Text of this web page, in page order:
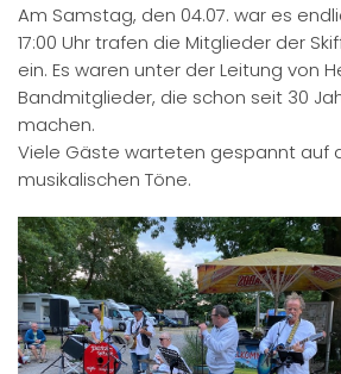
Am Samstag, den 04.07. war es
17:00 Uhr trafen die Mitglieder der
ein. Es waren unter der Leitung von
Bandmitglieder, die schon seit 30
machen.
Viele Gäste warteten gespannt auf
musikalischen Töne.